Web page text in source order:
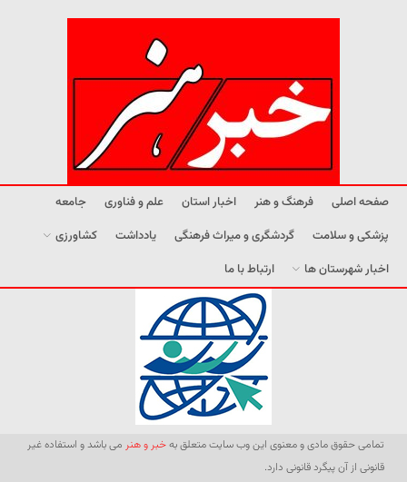
صفحه اصلی فرهنگ و هنر اخبار استان علم و فناوری
جامعه
پزشکی و سلامت
گردشگری و میراث فرهنگی یادداشت
کشاورزی
اخبار شهرستان ها
ارتباط با ما
تمامی حقوق مادی و معنوی این وب سایت متعلق بهخبر و هنر می باشد و استفاده غیر
قانونی از آن پیگرد قانونی دارد.